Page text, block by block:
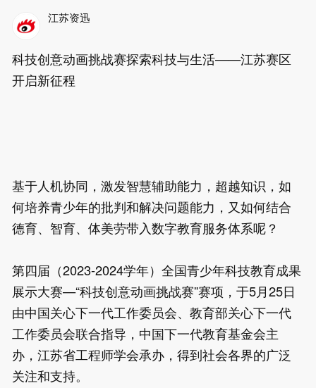
江苏资迅
科技创意动画挑战赛探索科技与生活——江苏赛区
开启新征程
基于人机协同，激发智慧辅助能力，超越知识，如
何培养青少年的批判和解决问题能力，又如何结合
德育、智育、体美劳带入数字教育服务体系呢？
第四届（2023-2024学年）全国青少年科技教育成果
展示大赛—“科技创意动画挑战赛”赛项，于5月25日
由中国关心下一代工作委员会、教育部关心下一代
工作委员会联合指导，中国下一代教育基金会主
办，江苏省工程师学会承办，得到社会各界的广泛
关注和支持。